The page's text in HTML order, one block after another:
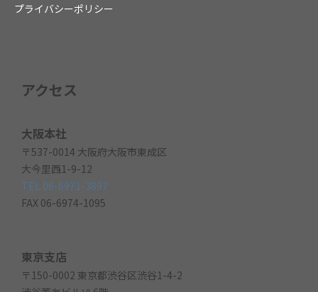
プライバシーポリシー
アクセス
大阪本社
〒537-0014 大阪府大阪市東成区
大今里西1-9-12
TEL 06-6971-3897
FAX 06-6974-1095
東京支店
〒150-0002 東京都渋谷区渋谷1-4-2